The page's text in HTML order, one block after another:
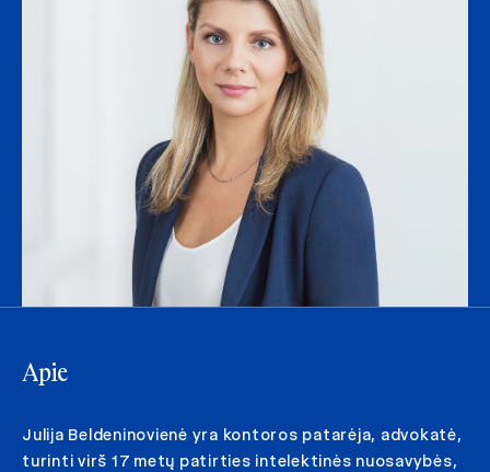
Apie
Julija Beldeninovienė yra kontoros patarėja, advokatė,
turinti virš 17 metų patirties intelektinės nuosavybės,